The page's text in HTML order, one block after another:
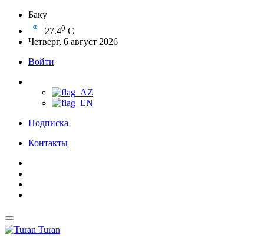
Баку
27.40 C
Четверг, 6 август 2026
Войти
Подписка
Контакты
Turan